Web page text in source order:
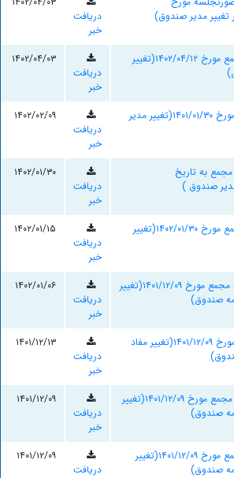
دریافت
خبر
آگهی دعوت به مجمع مورخ ۱۴۰۲/۰۴/۱۲(تغییر
دریافت
خبر
۱۴۰۲/۰۴/۰۳
صورتجلسه مجمع مورخ ۱۴۰۱/۰۱/۳۰(تغییر مدیر
دریافت
خبر
۱۴۰۲/۰۲/۰۹
به تاریخ
دریافت
خبر
۱۴۰۲/۰۱/۳۰
آگهی دعوت به مجمع مورخ ۱۴۰۲/۰۱/۳۰(تغییر
دریافت
خبر
۱۴۰۲/۰۱/۱۵
تائیدیه صورتجلسه مجمع مورخ ۱۴۰۱/۱۲/۰۹(تغییر
دریافت
خبر
۱۴۰۲/۰۱/۰۶
صورتجلسه مجمع مورخ ۱۴۰۱/۱۲/۰۹(تغییر مفاد
دریافت
خبر
۱۴۰۱/۱۲/۱۳
اسامی حاضرین در مجمع مورخ ۱۴۰۱/۱۲/۰۹(تغییر
دریافت
خبر
۱۴۰۱/۱۲/۰۹
آگهی دعوت به مجمع مورخ ۱۴۰۱/۱۲/۰۹(تغییر
دریافت
۱۴۰۱/۱۲/۰۹